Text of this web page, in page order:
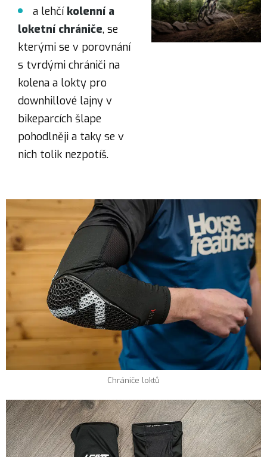
a lehčí kolenní a
loketní chrániče, se
kterými se v porovnání
s tvrdými chrániči na
kolena a lokty pro
downhillové lajny v
bikeparcích šlape
pohodlněji a taky se v
nich tolik nezpotíš.
Chrániče loktů